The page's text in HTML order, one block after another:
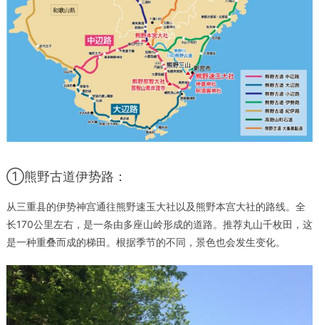
①熊野古道伊势路：
从三重县的伊势神宫通往熊野速玉大社以及熊野本宫大社的路线。全
长170公里左右，是一条由多座山岭形成的道路。推荐丸山千枚田，这
是一种重叠而成的梯田。根据季节的不同，景色也会发生变化。